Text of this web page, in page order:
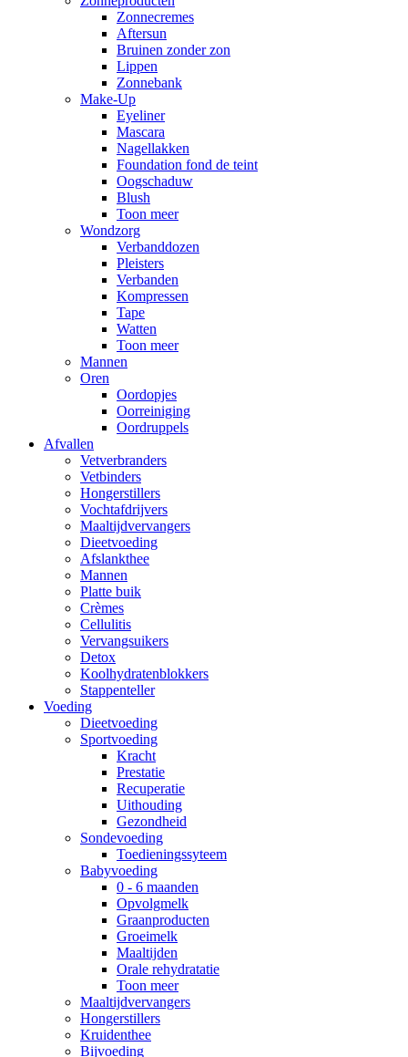
Zonnecremes
Aftersun
Bruinen zonder zon
Lippen
Zonnebank
Make-Up
Eyeliner
Mascara
Nagellakken
Foundation fond de teint
Oogschaduw
Blush
Toon meer
Wondzorg
Verbanddozen
Pleisters
Verbanden
Kompressen
Tape
Watten
Toon meer
Mannen
Oren
Oordopjes
Oorreiniging
Oordruppels
Afvallen
Vetverbranders
Vetbinders
Hongerstillers
Vochtafdrijvers
Maaltijdvervangers
Dieetvoeding
Afslankthee
Mannen
Platte buik
Crèmes
Cellulitis
Vervangsuikers
Detox
Koolhydratenblokkers
Stappenteller
Voeding
Dieetvoeding
Sportvoeding
Kracht
Prestatie
Recuperatie
Uithouding
Gezondheid
Sondevoeding
Toedieningssyteem
Babyvoeding
0 - 6 maanden
Opvolgmelk
Graanproducten
Groeimelk
Maaltijden
Orale rehydratatie
Toon meer
Maaltijdvervangers
Hongerstillers
Kruidenthee
Bijvoeding